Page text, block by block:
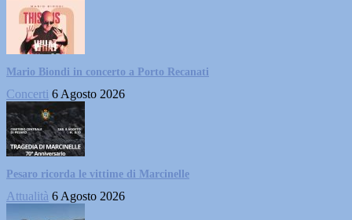
Mario Biondi in concerto a Porto Recanati
Concerti 6 Agosto 2026
Pesaro ricorda le vittime di Marcinelle
Attualità 6 Agosto 2026